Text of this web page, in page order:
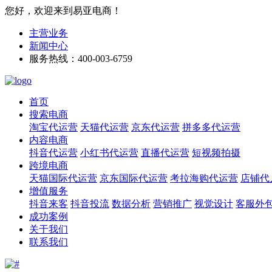
您好，欢迎来到易亚电商！
主营业务
新闻中心
服务热线：400-003-6759
首页
搜索电商
淘宝代运营 天猫代运营 京东代运营 拼多多代运营
内容电商
抖音代运营 小红书代运营 直播代运营 短视频拍摄
跨境电商
天猫国际代运营 京东国际代运营 考拉海购代运营 店铺代
增值服务
抖音来客 抖音投流 数据分析 营销推广 视觉设计 客服外
成功案例
关于我们
联系我们